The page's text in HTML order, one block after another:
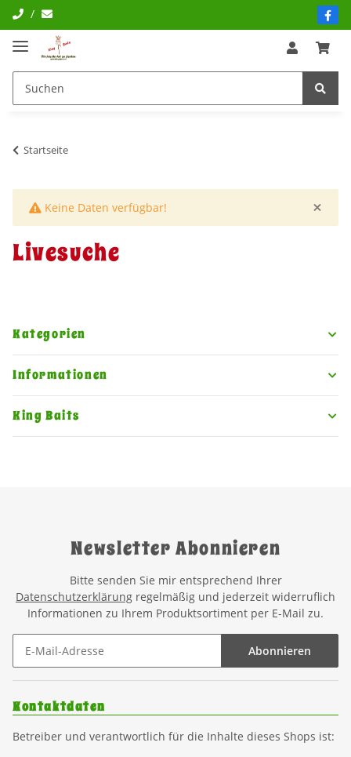
/
Startseite
x ×
Keine Daten verfügbar!
Livesuche
Kategorien
Informationen
King Baits
Newsletter Abonnieren
Bitte senden Sie mir entsprechend Ihrer
Datenschutzerklärung regelmäßig und jederzeit widerruflich
Informationen zu Ihrem Produktsortiment per E-Mail zu.
Abonnieren
Kontaktdaten
Betreiber und verantwortlich für die Inhalte dieses Shops ist: